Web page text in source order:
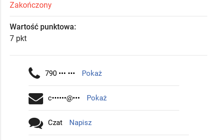
Zakończony
Wartość punktowa:
7 pkt
790 ••• ••• Pokaż
c••••••@••• Pokaż
Czat Napisz